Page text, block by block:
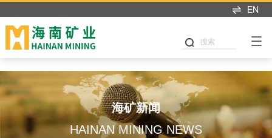
米兰app入口站官网 EN
搜索
海矿新闻
HAINAN MINING NEWS